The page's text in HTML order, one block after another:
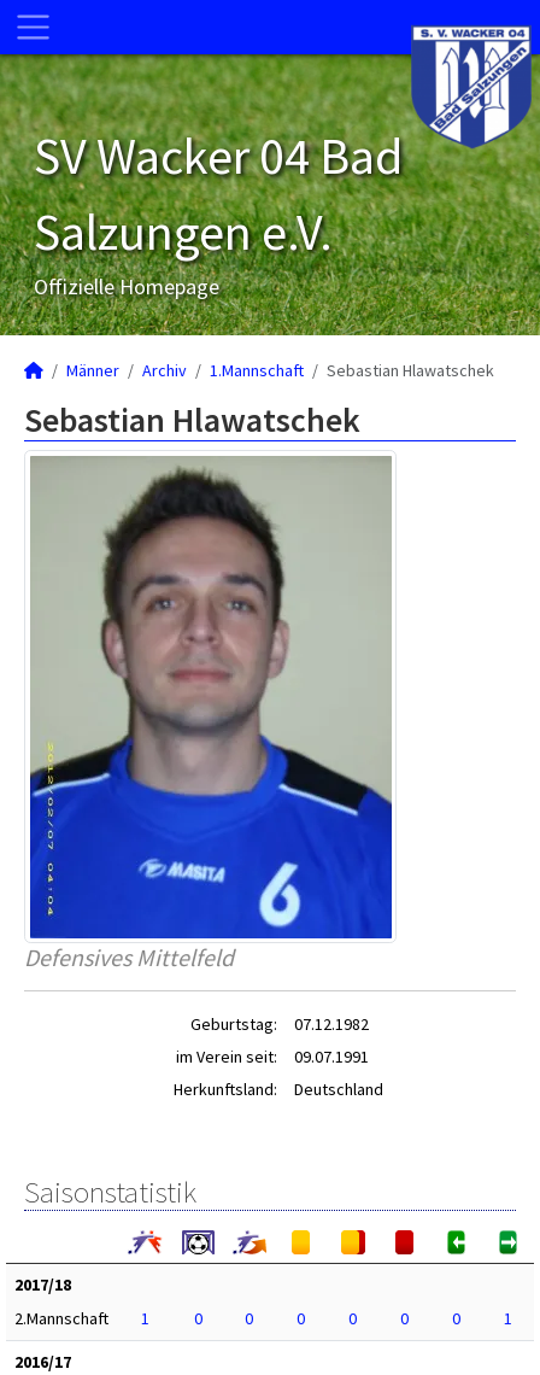
SV Wacker 04 Bad
Salzungen e.V.
Offizielle Homepage
Männer Archiv 1.Mannschaft Sebastian Hlawatschek
Sebastian Hlawatschek
Defensives Mittelfeld
Geburtstag:
07.12.1982
im Verein seit:
09.07.1991
Herkunftsland:
Deutschland
Saisonstatistik
2017/18
2.Mannschaft
1 0 0 0 0 0 0
1
2016/17